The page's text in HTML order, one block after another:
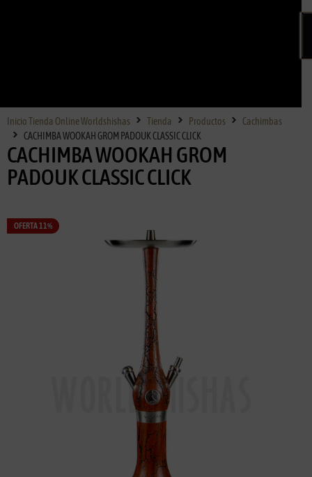
Inicio Tienda Online Worldshishas Tienda Productos
Cachimbas
CACHIMBA WOOKAH GROM PADOUK CLASSIC CLICK
CACHIMBA WOOKAH GROM
PADOUK CLASSIC CLICK
OFERTA 11%